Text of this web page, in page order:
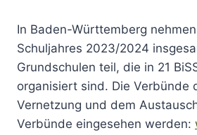
In Baden-Württemberg
Schuljahres 2023/2024
Grundschulen teil, die in 21
organisiert sind. Die Verbünde
Vernetzung und dem
Verbünde eingesehen werden: